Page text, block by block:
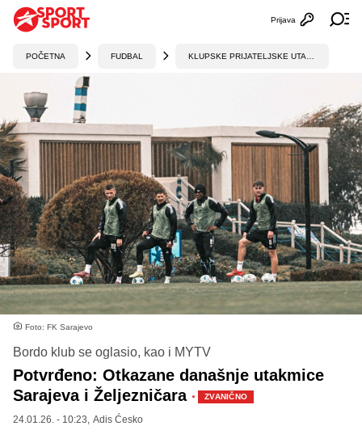
Otvori
Prijava
POČETNA FUDBAL
Foto: FK Sarajevo
Bordo klub se oglasio, kao i MYTV
Potvrđeno: Otkazane današnje utakmice
Sarajeva i Željezničara · ZVANIČNO
24.01.26. - 10:23, Adis Ćesko